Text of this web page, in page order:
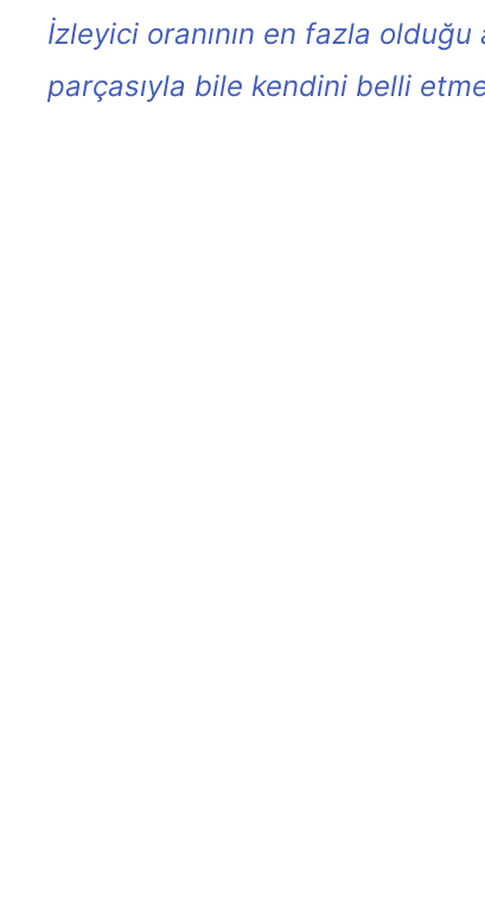
İzleyici oranının en fazla
parçasıyla bile kendini belli